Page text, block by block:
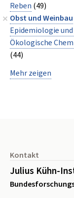
Reben (49)
Obst und Weinbau
Epidemiologie
Ökologische
(44)
Mehr zeigen
Kontakt
Julius Kühn-